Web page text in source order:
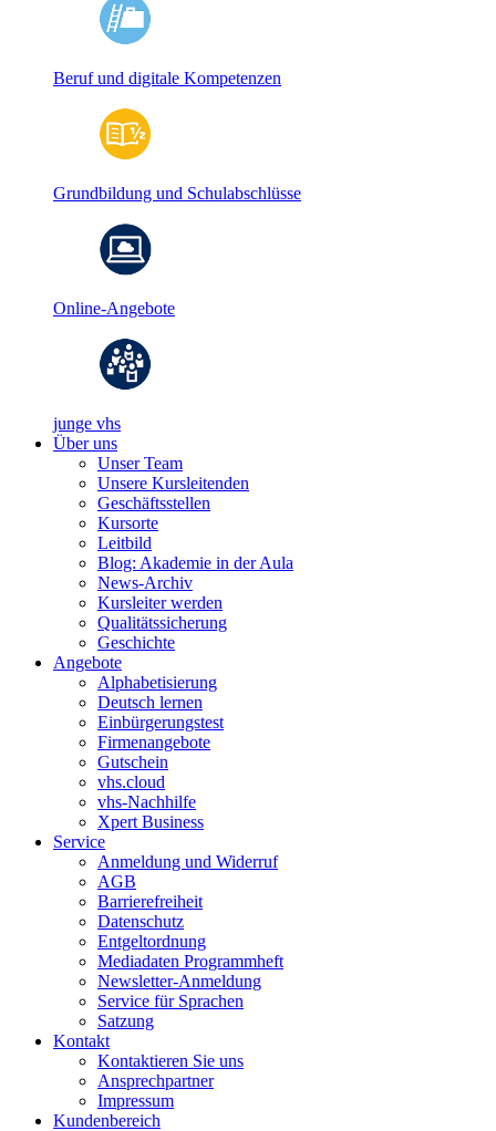
Beruf und digitale Kompetenzen
Grundbildung und Schulabschlüsse
Online-Angebote
junge vhs
Über uns
Unser Team
Unsere Kursleitenden
Geschäftsstellen
Kursorte
Leitbild
Blog: Akademie in der Aula
News-Archiv
Kursleiter werden
Qualitätssicherung
Geschichte
Angebote
Alphabetisierung
Deutsch lernen
Einbürgerungstest
Firmenangebote
Gutschein
vhs.cloud
vhs-Nachhilfe
Xpert Business
Service
Anmeldung und Widerruf
AGB
Barrierefreiheit
Datenschutz
Entgeltordnung
Mediadaten Programmheft
Newsletter-Anmeldung
Service für Sprachen
Satzung
Kontakt
Kontaktieren Sie uns
Ansprechpartner
Impressum
Kundenbereich